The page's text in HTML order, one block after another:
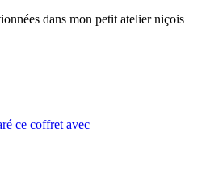
dans mon petit atelier niçois
ce coffret avec